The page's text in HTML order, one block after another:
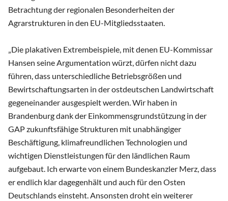
Betrachtung der regionalen Besonderheiten der
Agrarstrukturen in den EU-Mitgliedsstaaten.
„Die plakativen Extrembeispiele, mit denen EU-Kommissar
Hansen seine Argumentation würzt, dürfen nicht dazu
führen, dass unterschiedliche Betriebsgrößen und
Bewirtschaftungsarten in der ostdeutschen Landwirtschaft
gegeneinander ausgespielt werden. Wir haben in
Brandenburg dank der Einkommensgrundstützung in der
GAP zukunftsfähige Strukturen mit unabhängiger
Beschäftigung, klimafreundlichen Technologien und
wichtigen Dienstleistungen für den ländlichen Raum
aufgebaut. Ich erwarte von einem Bundeskanzler Merz, dass
er endlich klar dagegenhält und auch für den Osten
Deutschlands einsteht. Ansonsten droht ein weiterer